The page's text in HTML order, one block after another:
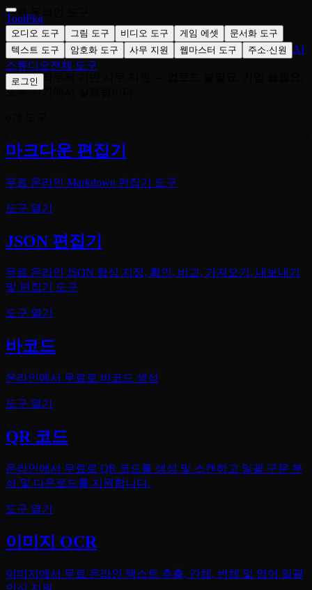
ToolPkg
오디오 도구 그림 도구 비디오 도구 게임 에셋
문서화 도구
텍스트 도구
암호화 도구 사무 지원 웹마스터 도구 주소·신원
AI
스튜디오전체 도구
로그인
무료 온라인 도구
사무 지원
무료 브라우저 기반 사무 지원 — 업로드 불필요, 가입 불필요,
모두 기기에서 실행됩니다.
마크다운 편집기
무료 온라인 Markdown 편집기 도구
도구 열기
JSON 편집기
무료 온라인 JSON 형식 지정, 확인, 비교, 가져오기, 내보내기
및 편집기 도구
도구 열기
바코드
온라인에서 무료로 바코드 생성
도구 열기
QR 코드
온라인에서 무료로 QR 코드를 생성 및 스캔하고 일괄 구문 분
석 및 다운로드를 지원합니다.
도구 열기
이미지 OCR
이미지에서 무료 온라인 텍스트 추출, 간체, 번체 및 영어 일괄